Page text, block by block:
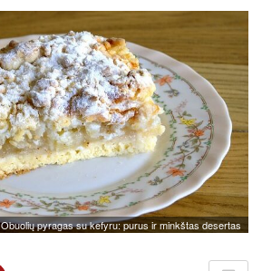
Obuolių pyragas su kefyru: purus ir minkštas desertas